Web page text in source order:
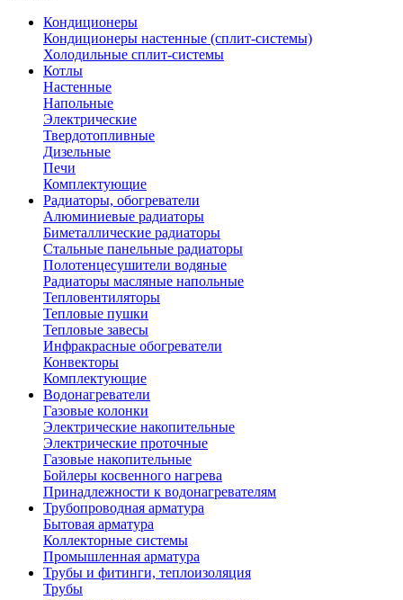
Кондиционеры
Кондиционеры настенные (сплит-системы)
Холодильные сплит-системы
Котлы
Настенные
Напольные
Электрические
Твердотопливные
Дизельные
Печи
Комплектующие
Радиаторы, обогреватели
Алюминиевые радиаторы
Биметаллические радиаторы
Стальные панельные радиаторы
Полотенцесушители водяные
Радиаторы масляные напольные
Тепловентиляторы
Тепловые пушки
Тепловые завесы
Инфракрасные обогреватели
Конвекторы
Комплектующие
Водонагреватели
Газовые колонки
Электрические накопительные
Электрические проточные
Газовые накопительные
Бойлеры косвенного нагрева
Принадлежности к водонагревателям
Трубопроводная арматура
Бытовая арматура
Коллекторные системы
Промышленная арматура
Трубы и фитинги, теплоизоляция
Трубы